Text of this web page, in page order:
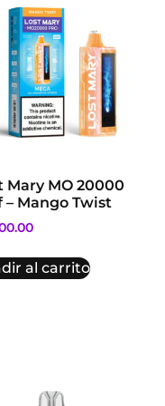
Mary MO 20000
– Mango Twist
al carrito